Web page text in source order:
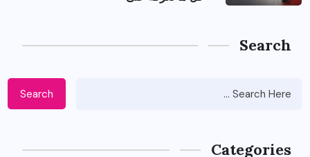
Search
Search
Categories